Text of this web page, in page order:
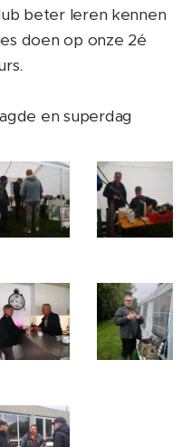
beter leren kennen
doen op onze 2é
en superdag